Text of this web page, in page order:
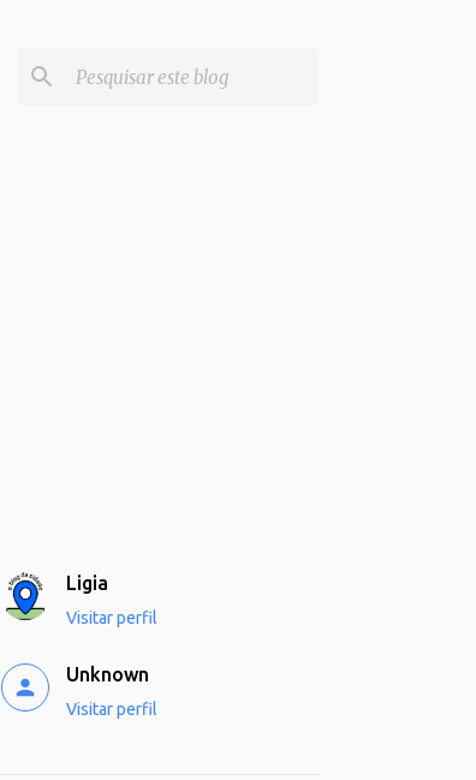
Ligia
Visitar perfil
Unknown
Visitar perfil